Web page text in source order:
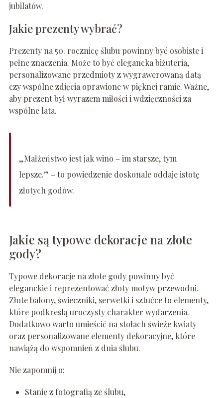
jubilatów.
Jakie prezenty wybrać?
Prezenty na 50. rocznicę ślubu powinny być osobiste i
pełne znaczenia. Może to być elegancka biżuteria,
personalizowane przedmioty z wygrawerowaną datą
czy wspólne zdjęcia oprawione w pięknej ramie. Ważne,
aby prezent był wyrazem miłości i wdzięczności za
wspólne lata.
„Małżeństwo jest jak wino – im starsze, tym
lepsze.” – to powiedzenie doskonale oddaje istotę
złotych godów.
Jakie są typowe dekoracje na złote
gody?
Typowe dekoracje na złote gody powinny być
eleganckie i reprezentować złoty motyw przewodni.
Złote balony, świeczniki, serwetki i sztućce to elementy,
które podkreślą uroczysty charakter wydarzenia.
Dodatkowo warto umieścić na stołach świeże kwiaty
oraz personalizowane elementy dekoracyjne, które
nawiążą do wspomnień z dnia ślubu.
Nie zapomnij o:
Stanie z fotografią ze ślubu,